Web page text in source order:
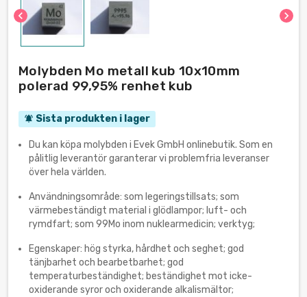
chevron_left chevron_right
Molybden Mo metall kub 10x10mm
polerad 99,95% renhet kub
notifications_active Sista produkten i lager
Du kan köpa molybden i Evek GmbH onlinebutik. Som en
pålitlig leverantör garanterar vi problemfria leveranser
över hela världen.
Användningsområde: som legeringstillsats; som
värmebeständigt material i glödlampor; luft- och
rymdfart; som 99Mo inom nuklearmedicin; verktyg;
Egenskaper: hög styrka, hårdhet och seghet; god
tänjbarhet och bearbetbarhet; god
temperaturbeständighet; beständighet mot icke-
oxiderande syror och oxiderande alkalismältor;